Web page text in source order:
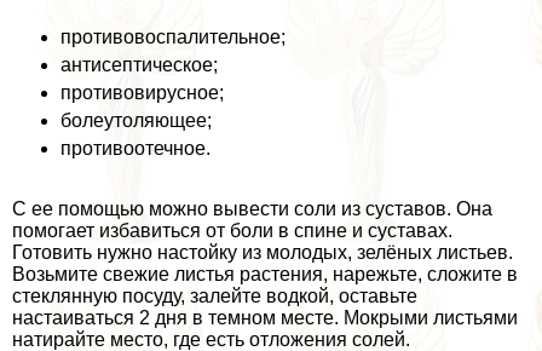
противовоспалительное;
антисептическое;
противовирусное;
болеутоляющее;
противоотечное.
С ее помощью можно вывести соли из суставов. Она
помогает избавиться от боли в спине и суставах.
Готовить нужно настойку из молодых, зелёных листьев.
Возьмите свежие листья растения, нарежьте, сложите в
стеклянную посуду, залейте водкой, оставьте
настаиваться 2 дня в темном месте. Мокрыми листьями
натирайте место, где есть отложения солей.